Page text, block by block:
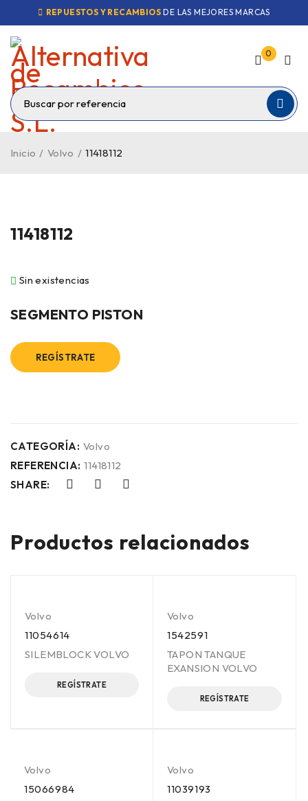
REPUESTOS Y RECAMBIOS DE LAS MEJORES MARCAS
0
Inicio / Volvo / 11418112
11418112
Sin existencias
SEGMENTO PISTON
REGÍSTRATE
CATEGORÍA: Volvo
REFERENCIA: 11418112
SHARE:
Productos relacionados
Volvo
11054614
SILEMBLOCK VOLVO
REGÍSTRATE
Volvo
1542591
TAPON TANQUE
EXANSION VOLVO
REGÍSTRATE
Volvo
15066984
Volvo
11039193